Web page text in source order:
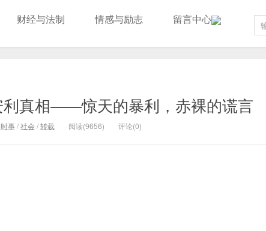
财经与法制 情感与励志 留言中心
利真相——惊天的暴利，赤裸的谎言
时事/社会/转载 阅读(9656) 评论(0)